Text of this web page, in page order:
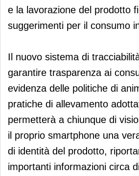
e la lavorazione del prodotto
suggerimenti per il consumo
Il nuovo sistema di
garantire trasparenza ai
evidenza delle politiche di
pratiche di allevamento
permetterà a chiunque di
il proprio smartphone una
di identità del prodotto,
importanti informazioni circa